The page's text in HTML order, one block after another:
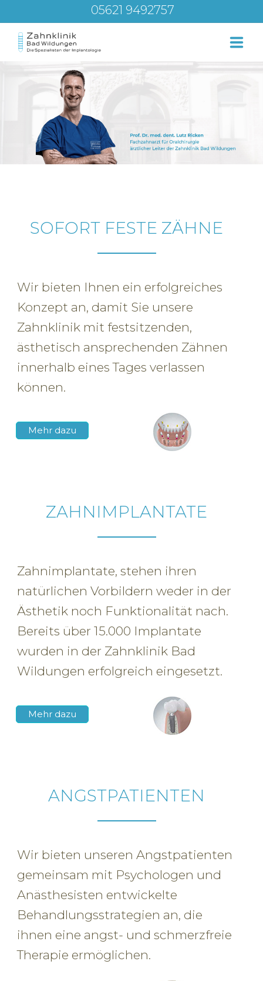
05621 9492757
Über uns
Leistungen
Service – Beratung
Kontakt
05621 9492757
SOFORT FESTE ZÄHNE
Wir bieten Ihnen ein erfolgreiches
Konzept an, damit Sie unsere
Zahnklinik mit festsitzenden,
ästhetisch ansprechenden Zähnen
innerhalb eines Tages verlassen
können.
Mehr dazu
ZAHNIMPLANTATE
Zahnimplantate, stehen ihren
natürlichen Vorbildern weder in der
Ästhetik noch Funktionalität nach.
Bereits über 15.000 Implantate
wurden in der Zahnklinik Bad
Wildungen erfolgreich eingesetzt.
Mehr dazu
ANGSTPATIENTEN
Wir bieten unseren Angstpatienten
gemeinsam mit Psychologen und
Anästhesisten entwickelte
Behandlungsstrategien an, die
ihnen eine angst- und schmerzfreie
Therapie ermöglichen.